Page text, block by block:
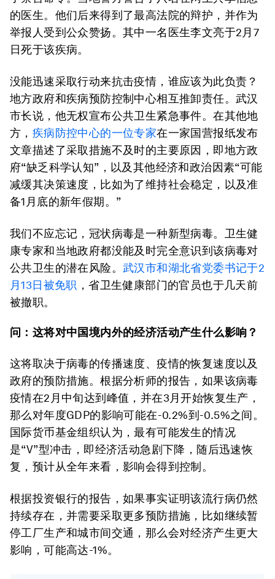
的医生。他们后来得到了最高法院的辩护，并作为
举报人受到公众赞扬。其中一名医生李文亮于2月7
日死于该疾病。
没能迅速采取行动来抗击疫情，谁应该为此负责？
地方政府和疾病预防控制中心相互推卸责任。武汉
市长说，他无权宣布公共卫生紧急事件。在其他地
方， 疾病防控中心的一位专家在一家国营报纸发布
文章描述了采取措施不及时的主要原因，即地方政
府“缺乏科学认知”，以及其他经济和政治因素“可能
减缓其决策速度，比如为了维持社会稳定，以及准
备1月底的新年假期。”
我们不应忘记，冠状病毒是一种新型病毒。卫生健
康专家和当地政府都没能及时完全意识到该病毒对
公共卫生的潜在风险。 武汉市和湖北省党委书记于2
月13日被免职 ，省卫生健康部门的官员也于几天前
被撤职。
问：这将对中国境内外的经济活动产生什么影响？
这将取决于病毒的传播速度、疫情的恢复速度以及
政府的预防措施。根据分析师的报告，如果该病毒
疫情在2月中旬达到峰值，并在3月开始恢复生产，
那么对年度GDP的影响可能在-0.2%到-0.5%之间。
国际货币基金组织认为，最有可能发生的情况
是“V”型冲击，即经济活动急剧下降，随后迅速恢
复，预计从全年来看，影响会得到控制。
根据投资银行的报告，如果事实证明该流行病仍然
持续存在，并需要采取更多预防措施，比如继续暂
停工厂生产和城市间交通，那么会对经济产生更大
影响，可能高达-1%。